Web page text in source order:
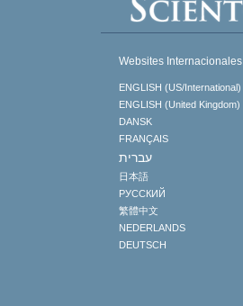
Websites Internacionales
ENGLISH (US/International)
ENGLISH (United Kingdom)
DANSK
FRANÇAIS
עברית
日本語
РУССКИЙ
繁體中文
NEDERLANDS
DEUTSCH